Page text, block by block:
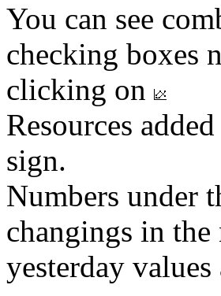
You can see
checking boxes
clicking on
Resources
sign.
Numbers under
changings in
yesterday